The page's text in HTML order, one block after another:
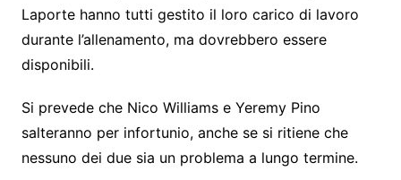
Laporte hanno tutti gestito il loro carico di lavoro
durante l’allenamento, ma dovrebbero essere
disponibili.
Si prevede che Nico Williams e Yeremy Pino
salteranno per infortunio, anche se si ritiene che
nessuno dei due sia un problema a lungo termine.